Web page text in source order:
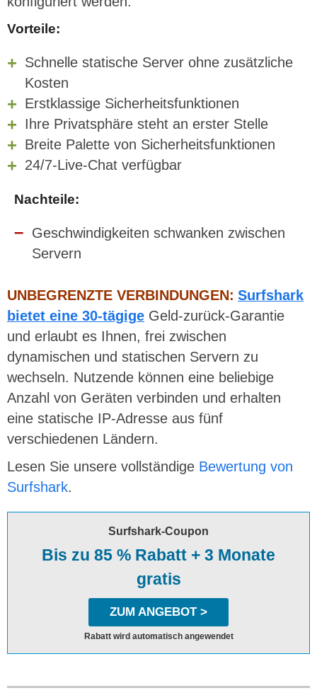
Vorteile:
Schnelle statische Server ohne zusätzliche
Kosten
Erstklassige Sicherheitsfunktionen
Ihre Privatsphäre steht an erster Stelle
Breite Palette von Sicherheitsfunktionen
24/7-Live-Chat verfügbar
Nachteile:
Geschwindigkeiten schwanken zwischen
Servern
UNBEGRENZTE VERBINDUNGEN: Surfshark
bietet eine 30-tägige Geld-zurück-Garantie
und erlaubt es Ihnen, frei zwischen
dynamischen und statischen Servern zu
wechseln. Nutzende können eine beliebige
Anzahl von Geräten verbinden und erhalten
eine statische IP-Adresse aus fünf
verschiedenen Ländern.
Lesen Sie unsere vollständige Bewertung von
Surfshark.
Surfshark-Coupon
Bis zu 85 % Rabatt + 3 Monate
gratis
ZUM ANGEBOT >
Rabatt wird automatisch angewendet